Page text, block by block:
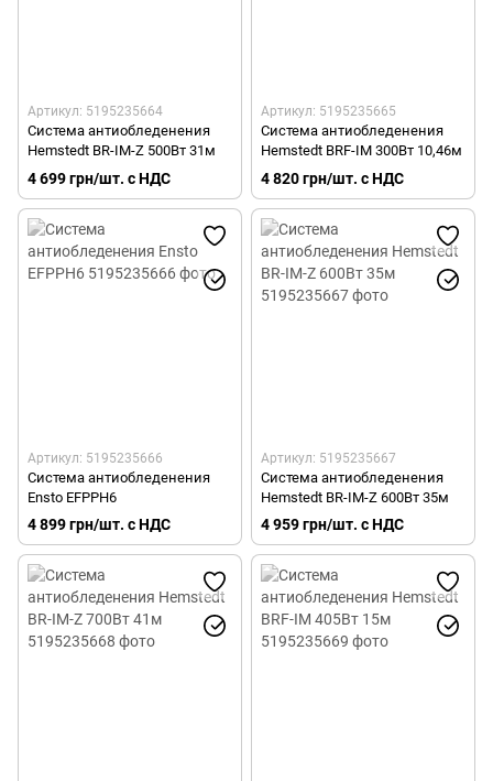
Артикул: 5195235664
Система антиобледенения
Hemstedt BR-IM-Z 500Вт 31м
4 699 грн/шт. с НДС
Артикул: 5195235665
Система антиобледенения
Hemstedt BRF-IM 300Вт 10,46м
4 820 грн/шт. с НДС
Артикул: 5195235666
Система антиобледенения
Ensto EFPPH6
4 899 грн/шт. с НДС
Артикул: 5195235667
Система антиобледенения
Hemstedt BR-IM-Z 600Вт 35м
4 959 грн/шт. с НДС